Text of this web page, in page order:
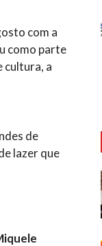
com a
como parte
cultura, a
de
lazer que